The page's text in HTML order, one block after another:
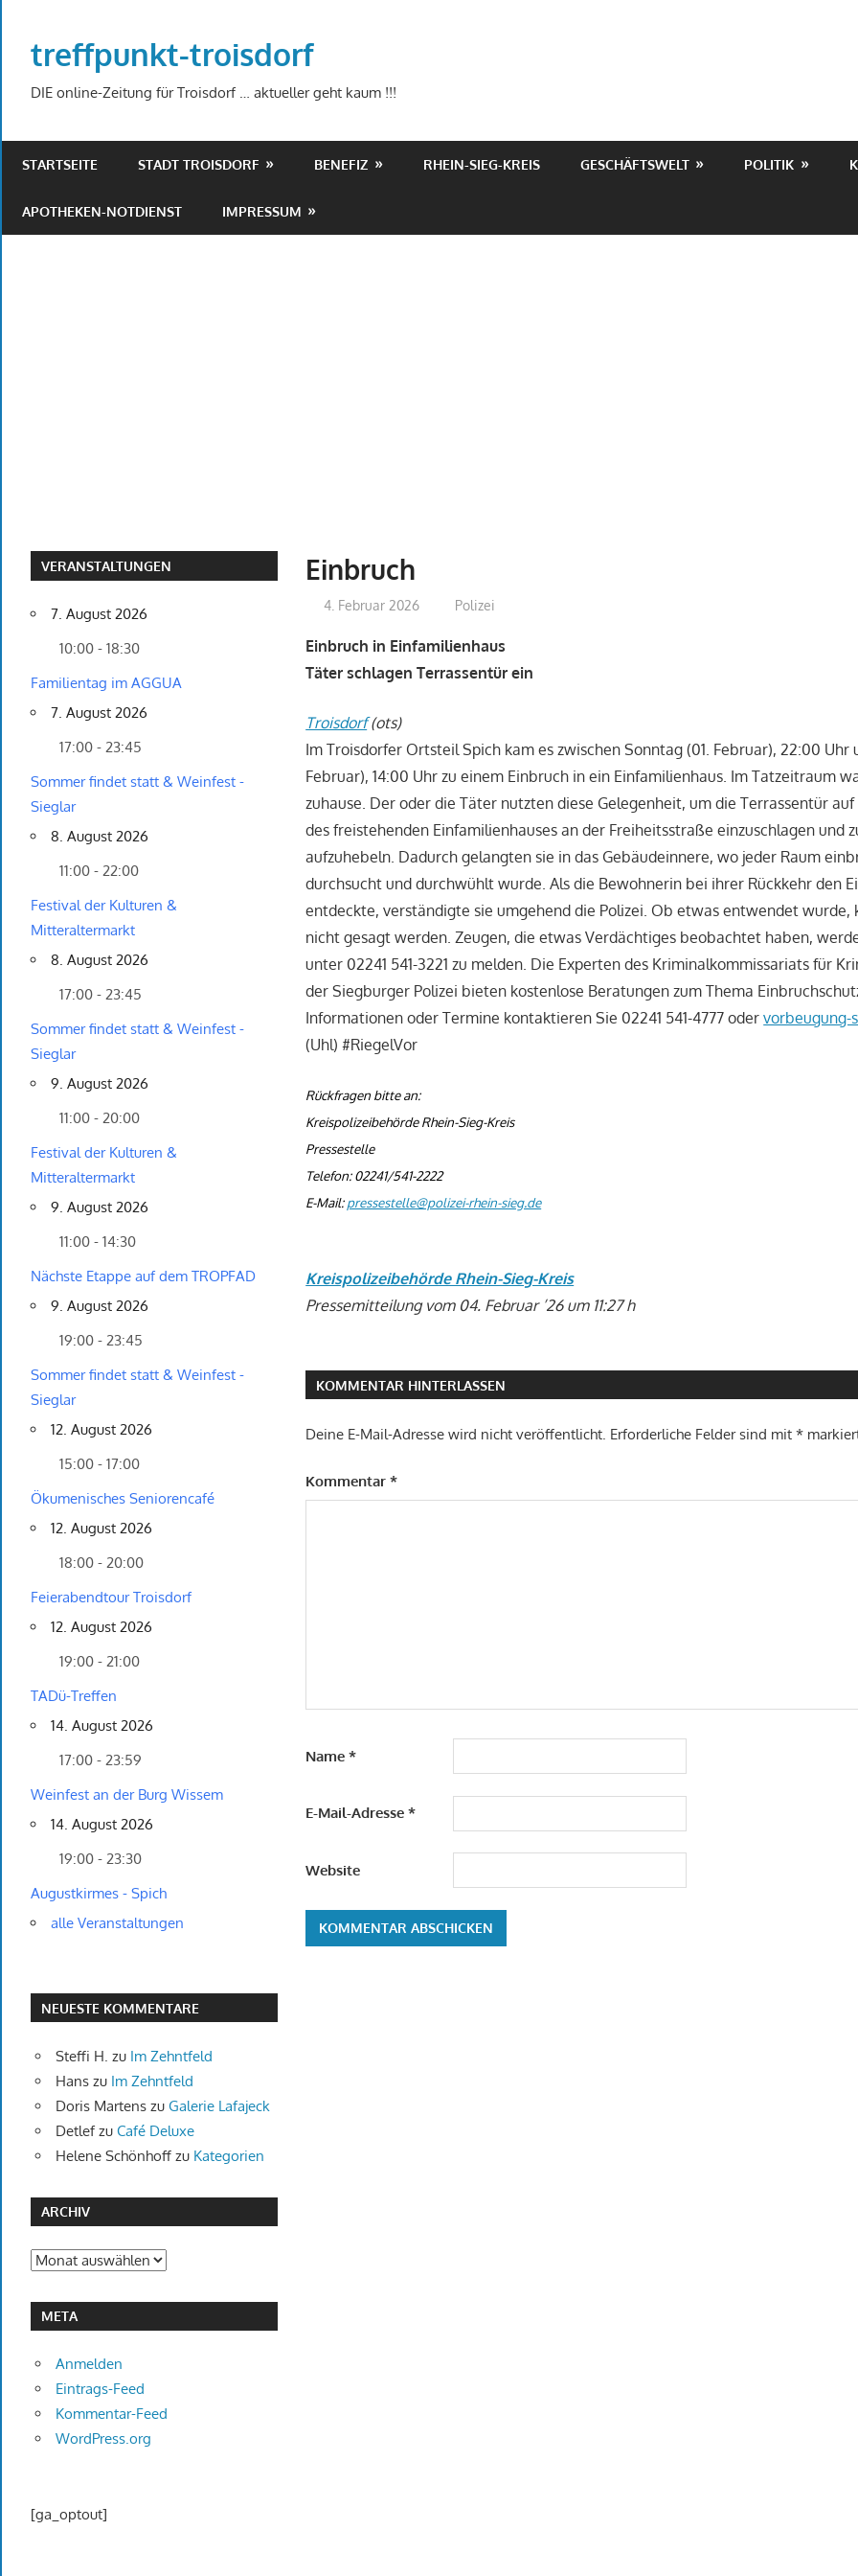
springen
treffpunkt-troisdorf
DIE online-Zeitung für Troisdorf … aktueller geht kaum !!!
STARTSEITE STADT TROISDORF BENEFIZ RHEIN-SIEG-KREIS GESCHÄFTSWELT POLITIK
APOTHEKEN-NOTDIENST IMPRESSUM
Einbruch
4. Februar 2026 treffpunkt
Polizei
Einbruch in Einfamilienhaus
Täter schlagen Terrassentür ein
Troisdorf(ots)
Im Troisdorfer Ortsteil Spich kam es zwischen Sonntag (01. Februar), 22:00 Uhr
Februar), 14:00 Uhr zu einem Einbruch in ein Einfamilienhaus. Im Tatzeitraum
zuhause. Der oder die Täter nutzten diese Gelegenheit, um die Terrassentür
des freistehenden Einfamilienhauses an der Freiheitsstraße einzuschlagen und
aufzuhebeln. Dadurch gelangten sie in das Gebäudeinnere, wo jeder Raum
durchsucht und durchwühlt wurde. Als die Bewohnerin bei ihrer Rückkehr den
entdeckte, verständigte sie umgehend die Polizei. Ob etwas entwendet wurde,
nicht gesagt werden. Zeugen, die etwas Verdächtiges beobachtet haben,
unter 02241 541-3221 zu melden. Die Experten des Kriminalkommissariats für
der Siegburger Polizei bieten kostenlose Beratungen zum Thema
Informationen oder Termine kontaktieren Sie 02241 541-4777 odervorbeugung-
(Uhl) #RiegelVor
Rückfragen bitte an:
Kreispolizeibehörde Rhein-Sieg-Kreis
Pressestelle
Telefon: 02241/541-2222
E-Mail:pressestelle@polizei-rhein-sieg.de
Kreispolizeibehörde Rhein-Sieg-Kreis
Pressemitteilung vom 04. Februar ’26 um 11:27 h
KOMMENTAR HINTERLASSEN
Deine E-Mail-Adresse wird nicht veröffentlicht. Erforderliche Felder sind mit*
Kommentar*
Name*
E-Mail-Adresse*
Website
VERANSTALTUNGEN
7. August 2026
10:00 - 18:30
Familientag im AGGUA
7. August 2026
17:00 - 23:45
Sommer findet statt & Weinfest -
Sieglar
8. August 2026
11:00 - 22:00
Festival der Kulturen &
Mitteraltermarkt
8. August 2026
17:00 - 23:45
Sommer findet statt & Weinfest -
Sieglar
9. August 2026
11:00 - 20:00
Festival der Kulturen &
Mitteraltermarkt
9. August 2026
11:00 - 14:30
Nächste Etappe auf dem TROPFAD
9. August 2026
19:00 - 23:45
Sommer findet statt & Weinfest -
Sieglar
12. August 2026
15:00 - 17:00
Ökumenisches Seniorencafé
12. August 2026
18:00 - 20:00
Feierabendtour Troisdorf
12. August 2026
19:00 - 21:00
TADü-Treffen
14. August 2026
17:00 - 23:59
Weinfest an der Burg Wissem
14. August 2026
19:00 - 23:30
Augustkirmes - Spich
alle Veranstaltungen
NEUESTE KOMMENTARE
Steffi H. zu Im Zehntfeld
Hanszu Im Zehntfeld
Doris Martenszu Galerie Lafajeck
Detlefzu Café Deluxe
Helene Schönhoffzu Kategorien
ARCHIV
Archiv
META
Anmelden
Eintrags-Feed
Kommentar-Feed
WordPress.org
[ga_optout]